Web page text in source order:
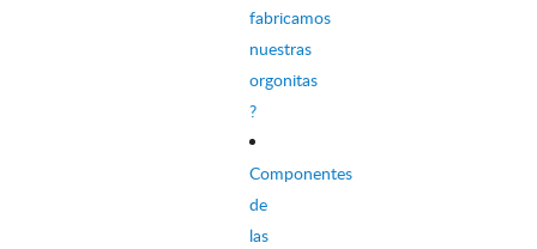
fabricamos
nuestras
orgonitas
?
Componentes
de
las